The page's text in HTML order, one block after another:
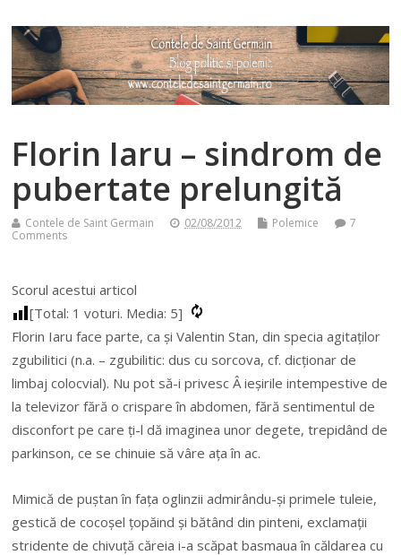
Florin Iaru – sindrom de
pubertate prelungită
Contele de Saint Germain 02/08/2012 Polemice
7
Comments
Scorul acestui articol
[Total: 1 voturi. Media: 5]
Florin Iaru face parte, ca și Valentin Stan, din specia agitaților
zgubilitici (n.a. – zgubilitic: dus cu sorcova, cf. dicționar de
limbaj colocvial). Nu pot să-i privesc Â ieșirile intempestive de
la televizor fără o crispare în abdomen, fără sentimentul de
disconfort pe care ți-l dă imaginea unor degete, trepidând de
parkinson, ce se chinuie să vâre ața în ac.
Mimică de puștan în fața oglinzii admirându-și primele tuleie,
gestică de cocoșel țopăind și bătând din pinteni, exclamații
stridente de chivuță căreia i-a scăpat basmaua în căldarea cu